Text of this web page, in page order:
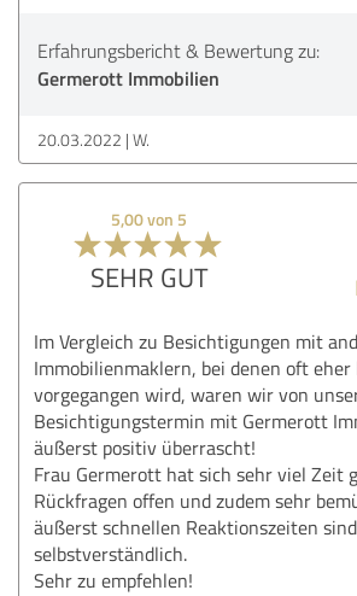
Erfahrungsbericht & Bewertung zu:
Germerott Immobilien
20.03.2022 W.
5,00 von 5
SEHR GUT
Im Vergleich zu Besichtigungen mit
Immobilienmaklern, bei denen oft
vorgegangen wird, waren wir von
Besichtigungstermin mit Germerott
äußerst positiv überrascht!
Frau Germerott hat sich sehr viel Zeit
Rückfragen offen und zudem sehr
äußerst schnellen Reaktionszeiten
selbstverständlich.
Sehr zu empfehlen!